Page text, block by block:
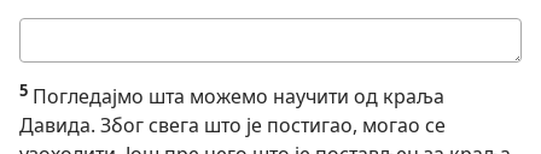
одговор
5 Погледајмо шта можемо научити од краља
Давида. Због свега што је постигао, могао се